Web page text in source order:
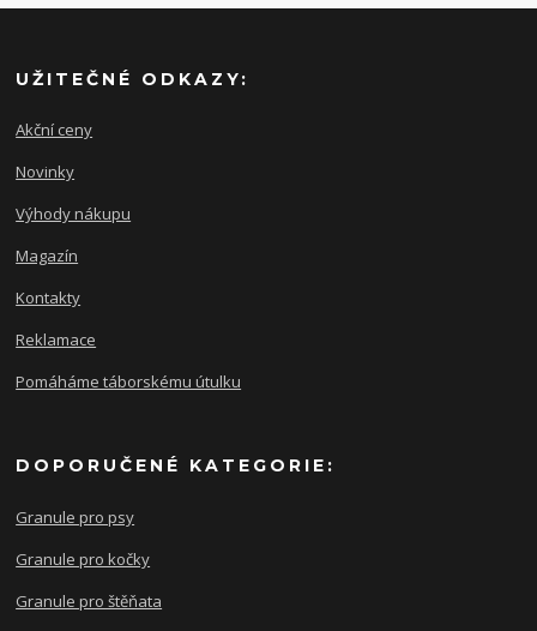
UŽITEČNÉ ODKAZY:
Akční ceny
Novinky
Výhody nákupu
Magazín
Kontakty
Reklamace
Pomáháme táborskému útulku
DOPORUČENÉ KATEGORIE:
Granule pro psy
Granule pro kočky
Granule pro štěňata